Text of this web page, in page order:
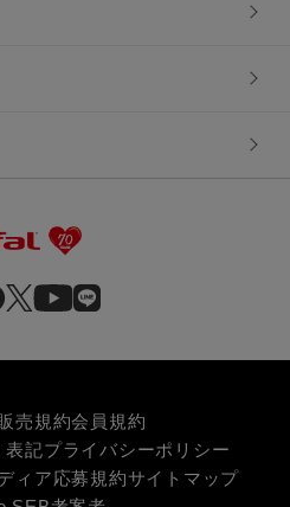
売規約会員規約
表記プライバシーポリシー
ィア応募規約サイトマップ